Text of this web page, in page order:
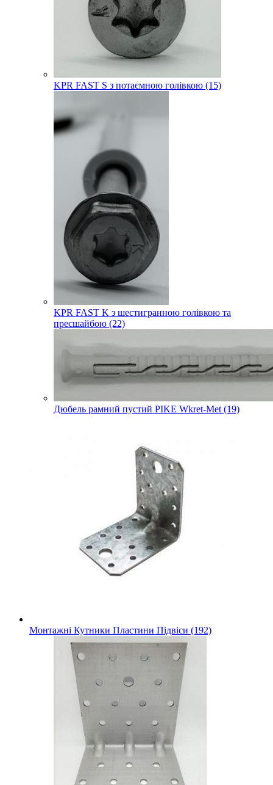
KPR FAST S з потаємною голівкою (15)
KPR FAST K з шестигранною голівкою та
пресшайбою (22)
Дюбель рамний пустий PIKE Wkret-Met (19)
Монтажні Кутники Пластини Підвіси (192)